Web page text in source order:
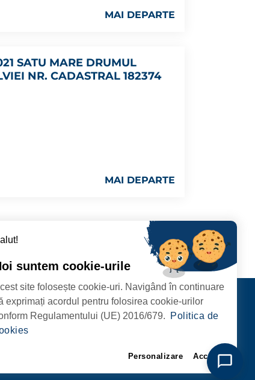
MAI DEPARTE
SATU MARE DRUMUL
NR. CADASTRAL 182374
MAI DEPARTE
›
NR. 1 CORP M,
Contact
URMĂRIȚI-NE
suntem cookie-urile
site folosește cookie-uri. Navigând în continuare
exprimați acordul pentru folosirea cookie-urilor
Regulamentului (UE) 2016/679.
Politica de
Personalizare Accept